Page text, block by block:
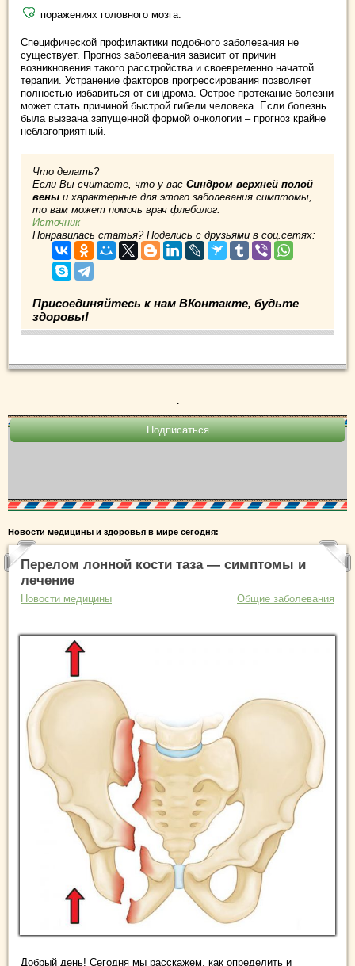
поражениях головного мозга.
Специфической профилактики подобного заболевания не
существует. Прогноз заболевания зависит от причин
возникновения такого расстройства и своевременно начатой
терапии. Устранение факторов прогрессирования позволяет
полностью избавиться от синдрома. Острое протекание болезни
может стать причиной быстрой гибели человека. Если болезнь
была вызвана запущенной формой онкологии – прогноз крайне
неблагоприятный.
Что делать?
Если Вы считаете, что у вас Синдром верхней полой
вены и характерные для этого заболевания симптомы,
то вам может помочь врач флеболог.
Источник
Понравилась статья? Поделись с друзьями в соц.сетях:
Присоединяйтесь к нам ВКонтакте, будьте
здоровы!
.
Новости медицины и здоровья в мире сегодня:
Перелом лонной кости таза — симптомы и
лечение
Новости медицины Общие заболевания
Добрый день! Сегодня мы расскажем, как определить и